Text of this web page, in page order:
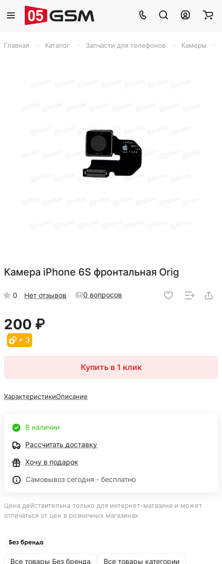
Главная Каталог Запчасти для телефонов Камеры
Камера iPhone 6S фронтальная Orig
0 Нет отзывов 0 вопросов
200 ₽
+ 3
Купить в 1 клик
ХарактеристикиОписание
В наличии
Рассчитать доставку
Хочу в подарок
Самовывоз сегодня - бесплатно
Цена действительна только для интернет-магазина и может
отличаться от цен в розничных магазинах
Все товары Без бренда Все товары категории